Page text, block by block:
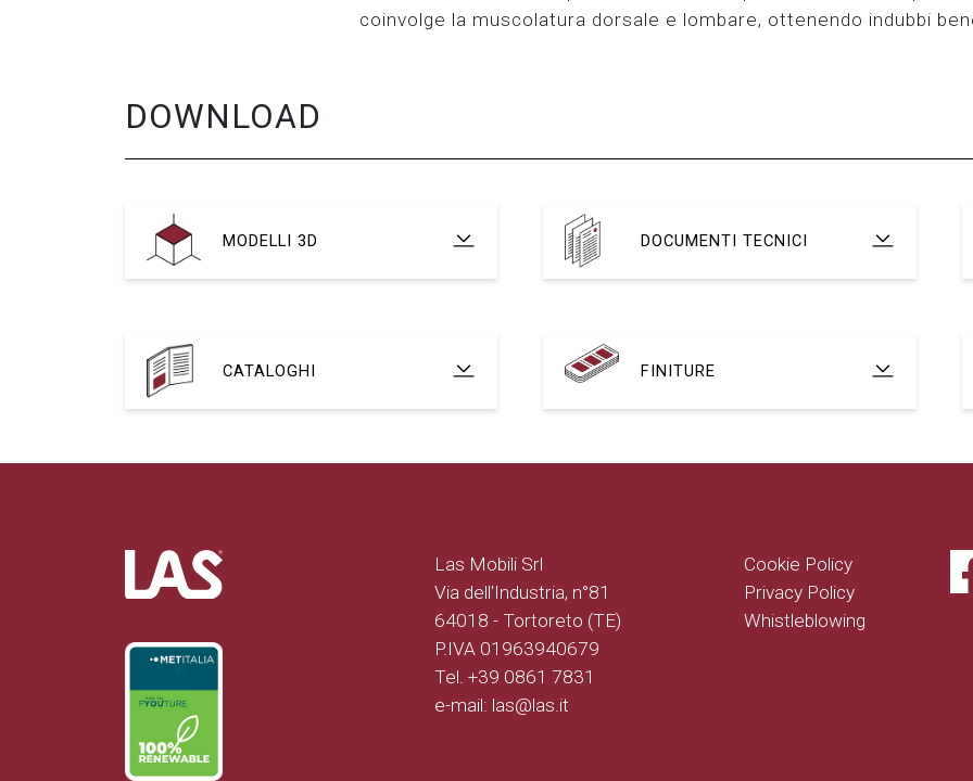
coinvolge la muscolatura dorsale e lombare, ottenendo indubbi
DOWNLOAD
MODELLI 3D DOCUMENTI TECNICI
CATALOGHI FINITURE
Las Mobili Srl
Via dell'Industria, n°81
64018 - Tortoreto (TE)
P.IVA 01963940679
Tel. +39 0861 7831
e-mail: las@las.it
Cookie Policy
Privacy Policy
Whistleblowing